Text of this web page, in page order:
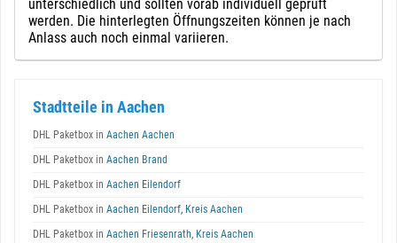
unterschiedlich und sollten vorab individuell geprüft
werden. Die hinterlegten Öffnungszeiten können je nach
Anlass auch noch einmal variieren.
Stadtteile in Aachen
DHL Paketbox in Aachen Aachen
DHL Paketbox in Aachen Brand
DHL Paketbox in Aachen Eilendorf
DHL Paketbox in Aachen Eilendorf, Kreis Aachen
DHL Paketbox in Aachen Friesenrath, Kreis Aachen